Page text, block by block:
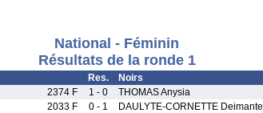
National - Féminin
Résultats de la ronde 1
Res. Noirs
2374 F 1 - 0 THOMAS Anysia
2033 F 0 - 1 DAULYTE-CORNETTE Deimante